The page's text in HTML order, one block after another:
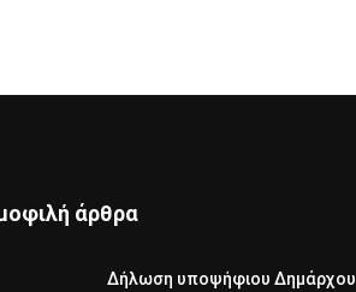
άρθρα
Δήλωση υποψήφιου Δημάρχου